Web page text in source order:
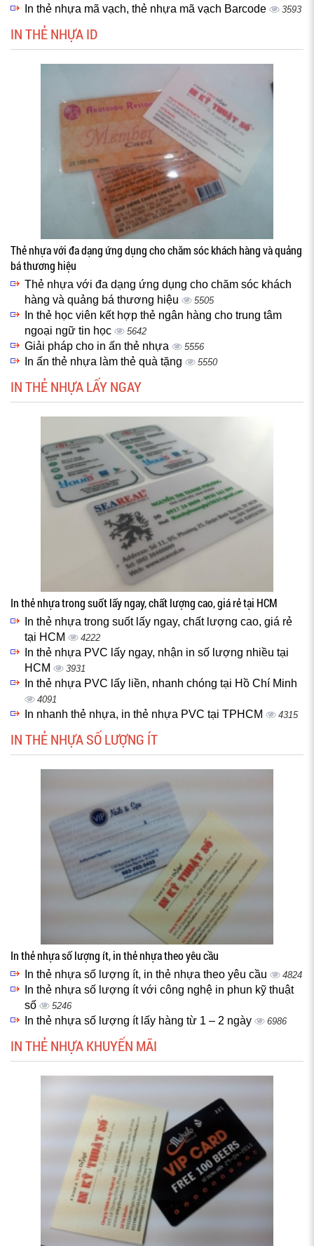
In thẻ nhựa mã vạch, thẻ nhựa mã vạch Barcode 3593
IN THẺ NHỰA ID
Thẻ nhựa với đa dạng ứng dụng cho chăm sóc khách hàng và quảng
bá thương hiệu
Thẻ nhựa với đa dạng ứng dụng cho chăm sóc khách
hàng và quảng bá thương hiệu
5505
In thẻ học viên kết hợp thẻ ngân hàng cho trung tâm
ngoại ngữ tin học
5642
Giải pháp cho in ấn thẻ nhựa 5556
In ấn thẻ nhựa làm thẻ quà tặng 5550
IN THẺ NHỰA LẤY NGAY
In thẻ nhựa trong suốt lấy ngay, chất lượng cao, giá rẻ tại HCM
In thẻ nhựa trong suốt lấy ngay, chất lượng cao, giá rẻ
tại HCM
4222
In thẻ nhựa PVC lấy ngay, nhận in số lượng nhiều tại
HCM
3931
In thẻ nhựa PVC lấy liền, nhanh chóng tại Hồ Chí Minh
4091
In nhanh thẻ nhựa, in thẻ nhựa PVC tại TPHCM 4315
IN THẺ NHỰA SỐ LƯỢNG ÍT
In thẻ nhựa số lượng ít, in thẻ nhựa theo yêu cầu
In thẻ nhựa số lượng ít, in thẻ nhựa theo yêu cầu 4824
In thẻ nhựa số lượng ít với công nghệ in phun kỹ thuật
số
5246
In thẻ nhựa số lượng ít lấy hàng từ 1 – 2 ngày 6986
IN THẺ NHỰA KHUYẾN MÃI